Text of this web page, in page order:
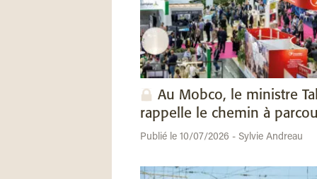
Au Mobco, le ministre
rappelle le chemin à
Publié le 10/07/2026 - Sylvie Andreau